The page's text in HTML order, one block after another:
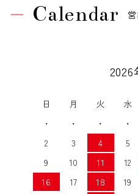
Calendar
2026
日 月 火 水
・
・ ・ ・
2
3 4 5
9
10 11 12
16
17 18 19